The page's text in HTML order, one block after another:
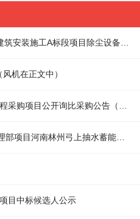
中国电建山东电建一公司湘投能源岳州2×100万千瓦燃煤发电工程主体建筑安装施工A标段项目除尘设备安装标段采购项目公开询比采购公告（
风机在正文中）
中国电建水电四局西南分局山阳抽蓄C2标项目砂石、拌和系统钢结构工程采购项目公开询比采购公告（
风机
项目河南林州弓上抽水蓄能电站
目中标候选人公示